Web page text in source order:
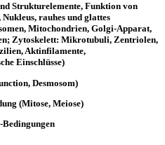
Strukturelemente, Funktion von
rauhes und glattes
Mitochondrien, Golgi-Apparat,
Zytoskelett: Mikrotubuli, Zentriolen,
Aktinfilamente,
Einschlüsse)
Desmosom)
(Mitose, Meiose)